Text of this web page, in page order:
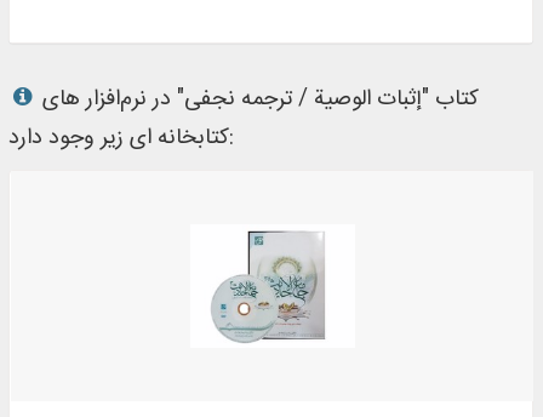
کتاب "إثبات الوصية / ترجمه نجفی" در نرم‌افزار های
کتابخانه ای زیر وجود دارد: